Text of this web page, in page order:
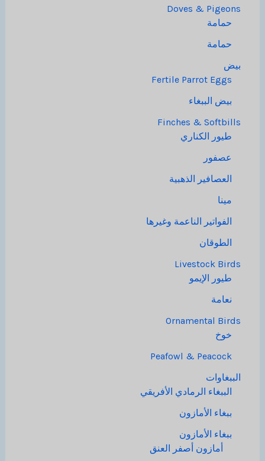
Doves & Pigeons
حمامة
حمامة
بيض
Fertile Parrot Eggs
بيض الببغاء
Finches & Softbills
طيور الكناري
عصفور
العصافير الذهبية
مينا
الفواتير الناعمة وغيرها
الطوقان
Livestock Birds
طيور الإيمو
نعامة
Ornamental Birds
خوخ
Peafowl & Peacock
الببغاوات
الببغاء الرمادي الأفريقي
ببغاء الأمازون
ببغاء الأمازون
أمازون أصفر العنق